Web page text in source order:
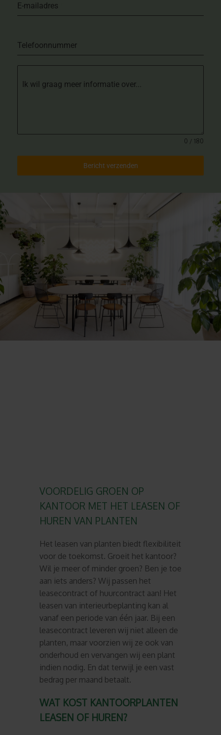
E-mailadres
Telefoonnummer
Ik wil graag meer informatie over...
0 / 180
Bericht verzenden
VOORDELIG GROEN OP
KANTOOR MET HET LEASEN OF
HUREN VAN PLANTEN
Het leasen van planten biedt flexibiliteit
voor de toekomst. Groeit het kantoor?
Wil je meer of minder groen? Ben je toe
aan iets anders? Wij passen het
leasecontract of huurcontract aan! Het
leasen van interieurbeplanting kan al
vanaf een periode van één jaar. Bij een
leasecontract leveren wij niet alleen de
planten, maar voorzien wij ze ook van
onderhoud en vervangen wij een plant
indien nodig. En dat terwijl je een vast
bedrag per maand betaalt.
WAT KOST KANTOORPLANTEN
LEASEN OF HUREN?